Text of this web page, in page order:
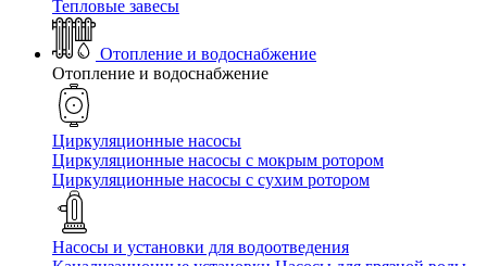
Тепловые завесы
Отопление и водоснабжение
Отопление и водоснабжение
Циркуляционные насосы
Циркуляционные насосы с мокрым ротором
Циркуляционные насосы с сухим ротором
Насосы и установки для водоотведения